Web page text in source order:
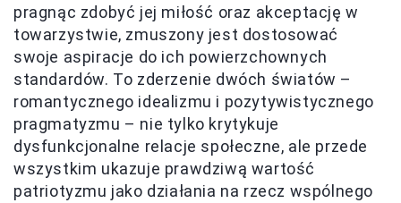
pragnąc zdobyć jej miłość oraz akceptację w
towarzystwie, zmuszony jest dostosować
swoje aspiracje do ich powierzchownych
standardów. To zderzenie dwóch światów –
romantycznego idealizmu i pozytywistycznego
pragmatyzmu – nie tylko krytykuje
dysfunkcjonalne relacje społeczne, ale przede
wszystkim ukazuje prawdziwą wartość
patriotyzmu jako działania na rzecz wspólnego